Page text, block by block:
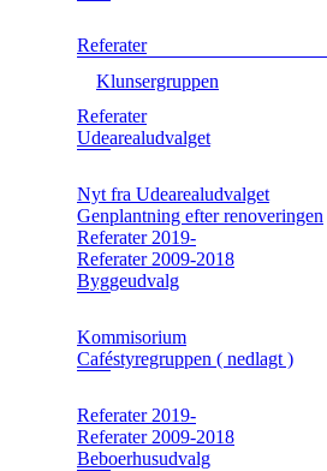
Referater
Klunsergruppen
Referater
Udearealudvalget
Nyt fra Udearealudvalget
Genplantning efter renoveringen
Referater 2019-
Referater 2009-2018
Byggeudvalg
Kommisorium
Caféstyregruppen ( nedlagt )
Referater 2019-
Referater 2009-2018
Beboerhusudvalg